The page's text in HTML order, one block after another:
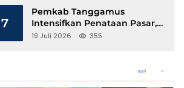
7
Pemkab Tanggamus
Intensifkan Penataan Pasar,
Pedagang Diajak Tempati
19 Juli 2026 355